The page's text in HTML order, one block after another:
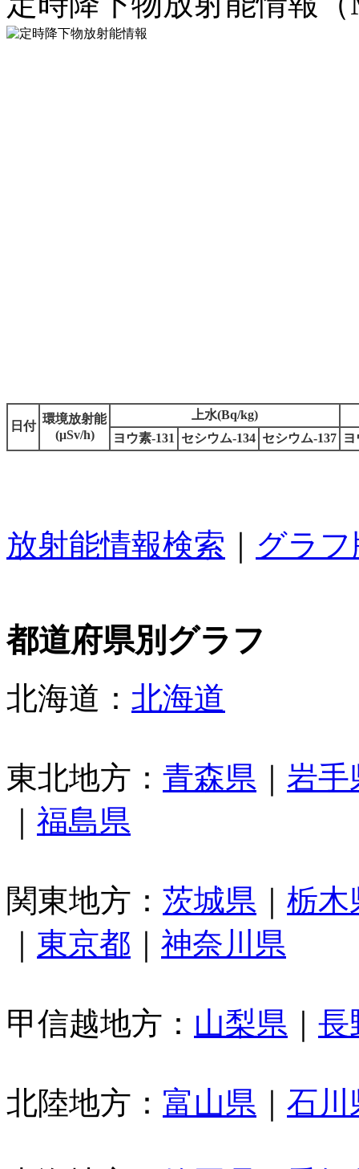
日付
環境放射能
(μSv/h)
上水(Bq/kg)
ヨウ素-131
セシウム-134 セシウム-137 ヨ
放射能情報検索 グラフ
都道府県別グラフ
北海道： 北海道
東北地方： 青森県
岩手
福島県
関東地方： 茨城県
栃木
東京都 神奈川県
甲信越地方： 山梨県 長
北陸地方： 富山県 石川